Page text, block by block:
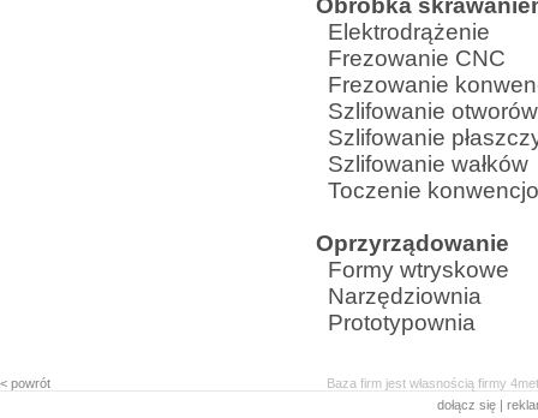
Obróbka
Elektrodrążenie
Frezowanie CNC
Frezowanie
Szlifowanie otworów
Szlifowanie
Szlifowanie wałków
Toczenie
Oprzyrządowanie
Formy wtryskowe
Narzędziownia
Prototypownia
< powrót
Baza firm jest własnością firmy
dołącz się |